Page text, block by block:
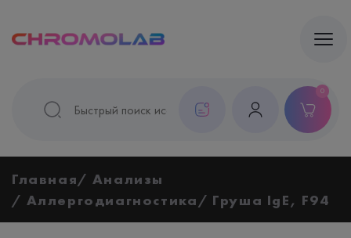
0
Главная
Анализы
Аллергодиагностика
Груша IgE, F94